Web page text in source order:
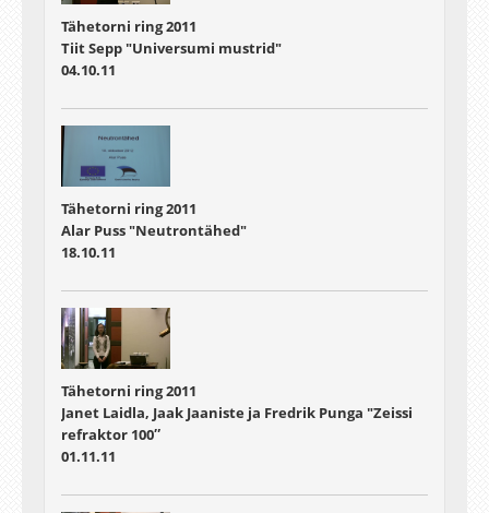
Tähetorni ring 2011
Tiit Sepp "Universumi mustrid"
04.10.11
Tähetorni ring 2011
Alar Puss "Neutrontähed"
18.10.11
Tähetorni ring 2011
Janet Laidla, Jaak Jaaniste ja Fredrik Punga "Zeissi
refraktor 100″
01.11.11